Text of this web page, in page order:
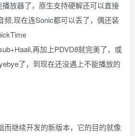
放器了，原生支持硬解还可以直接
频,现在连Sonic都可以丢了，偶还装
再加上PDVD8就完美了，或
了，到现在还没遇上不能播放的
而继续开发的新版本，它的目的就像